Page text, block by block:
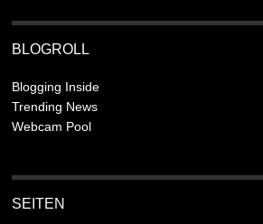
BLOGROLL
Blogging Inside
Trending News
Webcam Pool
SEITEN